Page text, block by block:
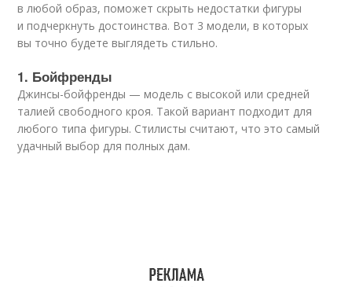
в любой образ, поможет скрыть недостатки фигуры
и подчеркнуть достоинства. Вот 3 модели, в которых
вы точно будете выглядеть стильно.
1. Бойфренды
Джинсы-бойфренды — модель с высокой или средней
талией свободного кроя. Такой вариант подходит для
любого типа фигуры. Стилисты считают, что это самый
удачный выбор для полных дам.